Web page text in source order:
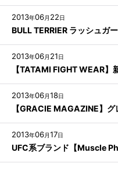
2013年06月 22日
BULL TERRIER ラッシュガ
2013年06月 21日
【TATAMI FIGHT WEAR】
2013年06月18日
【GRACIE MAGAZINE】
2013年06月17日
UFC系ブランド【Muscle